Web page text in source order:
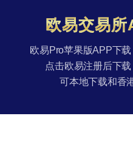
欧易交易所
欧易Pro苹果版APP下
点击欧易注册后下载
可本地下载和香